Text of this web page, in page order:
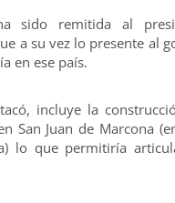
sido remitida al
a su vez lo presente al
en ese país.
incluye la
San Juan de Marcona
lo que permitiría